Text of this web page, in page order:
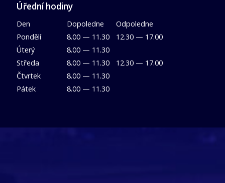
Úřední hodiny
Den Dopoledne
Odpoledne
Pondělí
8.00 — 11.30
12.30 — 17.00
Úterý
8.00 — 11.30
Středa
8.00 — 11.30
12.30 — 17.00
Čtvrtek
8.00 — 11.30
Pátek
8.00 — 11.30